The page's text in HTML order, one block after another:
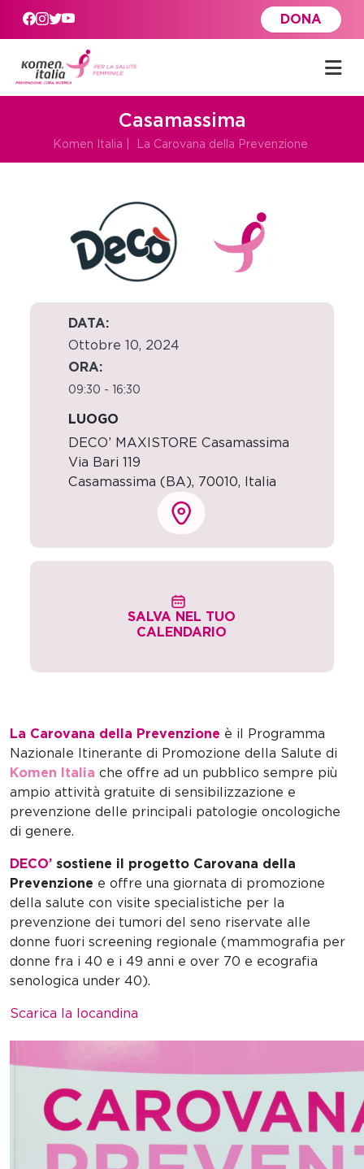
Skip to main content
DONA
Casamassima
Komen Italia La Carovana della Prevenzione
DATA:
Ottobre 10, 2024
ORA:
09:30 - 16:30
LUOGO
DECO’ MAXISTORE Casamassima
Via Bari 119
Casamassima (BA), 70010, Italia
SALVA NEL TUO
CALENDARIO
La Carovana della Prevenzione è il Programma
Nazionale Itinerante di Promozione della Salute di
Komen Italia che offre ad un pubblico sempre più
ampio attività gratuite di sensibilizzazione e
prevenzione delle principali patologie oncologiche
di genere.
DECO’ sostiene il progetto Carovana della
Prevenzione e offre una giornata di promozione
della salute con visite specialistiche per la
prevenzione dei tumori del seno riservate alle
donne fuori screening regionale (mammografia per
donne fra i 40 e i 49 anni e over 70 e ecografia
senologica under 40).
Scarica la locandina